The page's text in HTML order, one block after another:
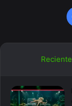
Reciente